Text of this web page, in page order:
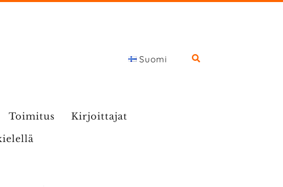
Suomi
Toimitus
Kirjoittajat